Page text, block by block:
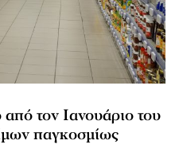
τον Ιανουάριο του
παγκοσμίως